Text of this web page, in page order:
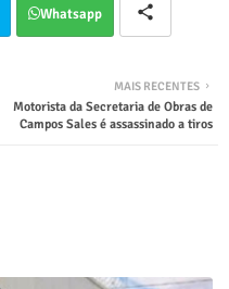
Whatsapp
MAIS RECENTES
Motorista da Secretaria de Obras de
Campos Sales é assassinado a tiros